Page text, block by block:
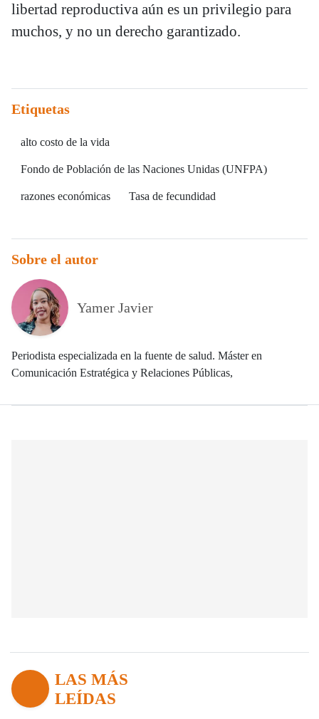
libertad reproductiva aún es un privilegio para
muchos, y no un derecho garantizado.
Etiquetas
alto costo de la vida
Fondo de Población de las Naciones Unidas (UNFPA)
razones económicas Tasa de fecundidad
Sobre el autor
Yamer Javier
Periodista especializada en la fuente de salud. Máster en
Comunicación Estratégica y Relaciones Públicas,
LAS MÁS
LEÍDAS